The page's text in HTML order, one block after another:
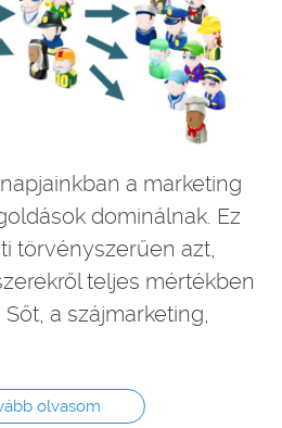
a marketing
dominálnak. Ez
törvényszerűen azt,
teljes mértékben
a szájmarketing,
olvasom